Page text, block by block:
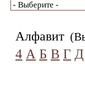
Алфавит
4 А Б В Г Д